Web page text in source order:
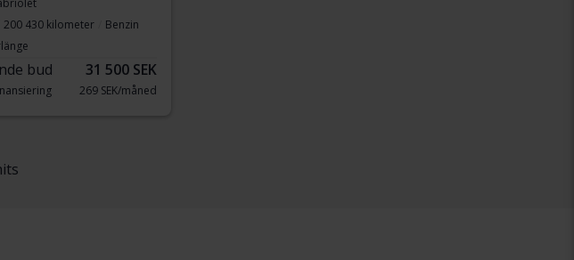
200 430 kilometer
Benzin
bud 31 500 SEK
269 SEK/måned